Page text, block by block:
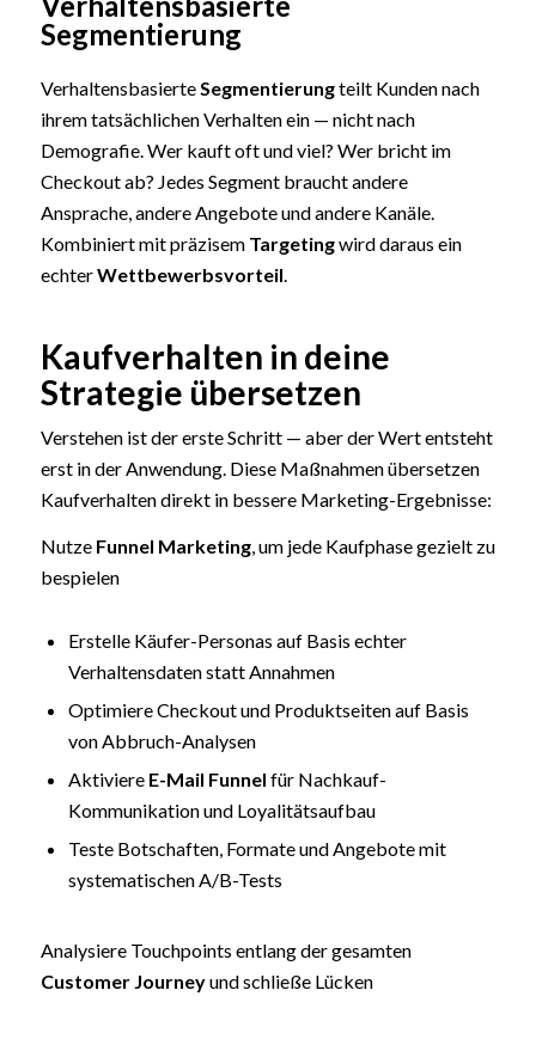
Segmentierung
Verhaltensbasierte Segmentierungteilt Kunden nach
ihrem tatsächlichen Verhalten ein — nicht nach
Demografie. Wer kauft oft und viel? Wer bricht im
Checkout ab? Jedes Segment braucht andere
Ansprache, andere Angebote und andere Kanäle.
Kombiniert mit präzisem Targetingwird daraus ein
echterWettbewerbsvorteil
Kaufverhalten in deine
Strategie übersetzen
Verstehen ist der erste Schritt — aber der Wert entsteht
erst in der Anwendung. Diese Maßnahmen übersetzen
Kaufverhalten direkt in bessere Marketing-Ergebnisse:
Nutze Funnel Marketing, um jede Kaufphase gezielt zu
bespielen
Erstelle Käufer-Personas auf Basis echter
Verhaltensdaten statt Annahmen
Optimiere Checkout und Produktseiten auf Basis
von Abbruch-Analysen
Aktiviere E-Mail Funnel für Nachkauf-
Kommunikation und Loyalitätsaufbau
Teste Botschaften, Formate und Angebote mit
systematischen A/B-Tests
Analysiere Touchpoints entlang der gesamten
Customer Journeyund schließe Lücken